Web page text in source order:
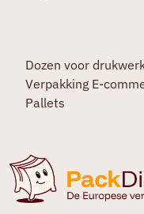
Dozen voor
Verpakking E-
Pallets